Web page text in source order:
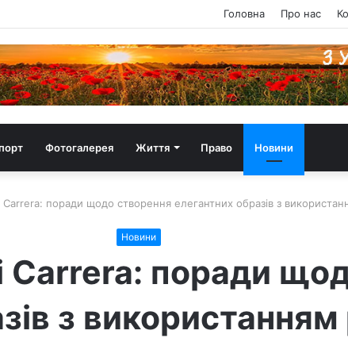
Головна Про нас
Фотогалерея Життя Право Новини
Carrera: поради щодо створення елегантних образів з
Новини
Carrera: поради
з